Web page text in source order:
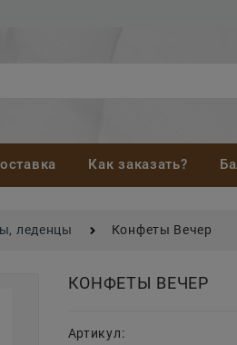
Как заказать?
леденцы Конфеты Вечер
КОНФЕТЫ ВЕЧЕР
Артикул: